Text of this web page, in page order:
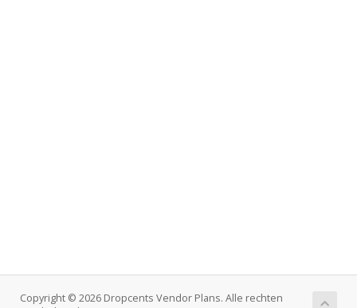
Copyright © 2026 Dropcents Vendor Plans. Alle rechten